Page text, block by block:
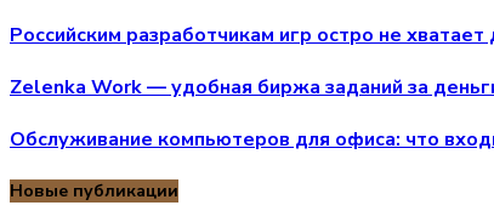
Российским разработчикам игр остро не
Zelenka Work — удобная биржа заданий за
Обслуживание компьютеров для офиса: что
Новые публикации